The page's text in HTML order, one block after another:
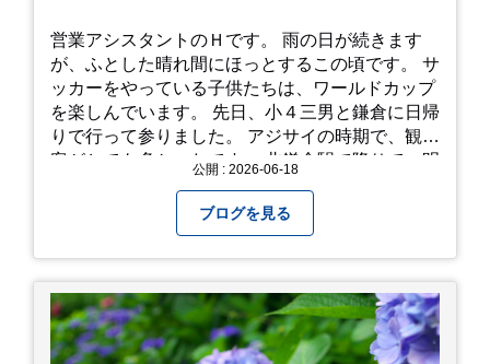
営業アシスタントのＨです。 雨の日が続きます
が、ふとした晴れ間にほっとするこの頃です。 サ
ッカーをやっている子供たちは、ワールドカップ
を楽しんでいます。 先日、小４三男と鎌倉に日帰
りで行って参りました。 アジサイの時期で、観光
客がとても多かったです。 北鎌倉駅で降りて、明
器を購入⇒お昼ご飯⇒鶴岡八幡宮⇒江ノ電で大仏
へ。 江ノ島は時間切れで断念！ 明月院のアジサ
イは白にフチが紫のが特に素敵だと思いました。
中１次男が小学校の修学旅行で鎌倉に行った時に
お昼を食べてお勧めという「玉子焼おざわ」のだ
し巻き卵はとてもおいしかったです。 鶴岡八幡宮
のハスは時期が早かったですが、来月は見事だろ
公開 : 2026-06-18
ブログを見る